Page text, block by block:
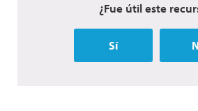
¿Fue útil este
Sí